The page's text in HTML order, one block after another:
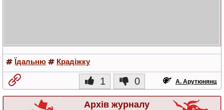
Їдальню Крадіжку
1 0 А. Арутюнянц
Архів журналу